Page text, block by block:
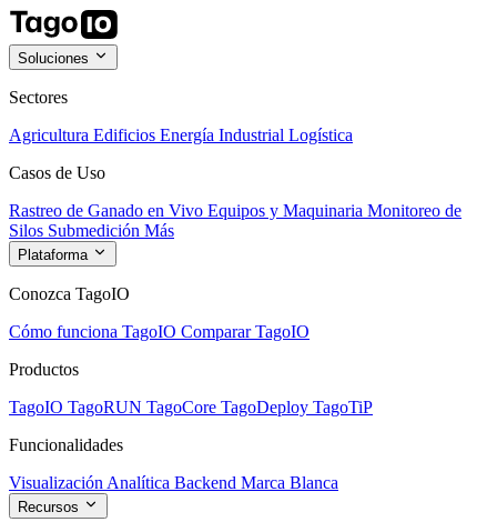
Soluciones
Sectores
Agricultura Edificios Energía Industrial Logística
Casos de Uso
Rastreo de Ganado en Vivo Equipos y Maquinaria Monitoreo de
Silos Submedición Más
Plataforma
Conozca TagoIO
Cómo funciona TagoIO Comparar TagoIO
Productos
TagoIO TagoRUN TagoCore TagoDeploy TagoTiP
Funcionalidades
Visualización Analítica Backend Marca Blanca
Recursos